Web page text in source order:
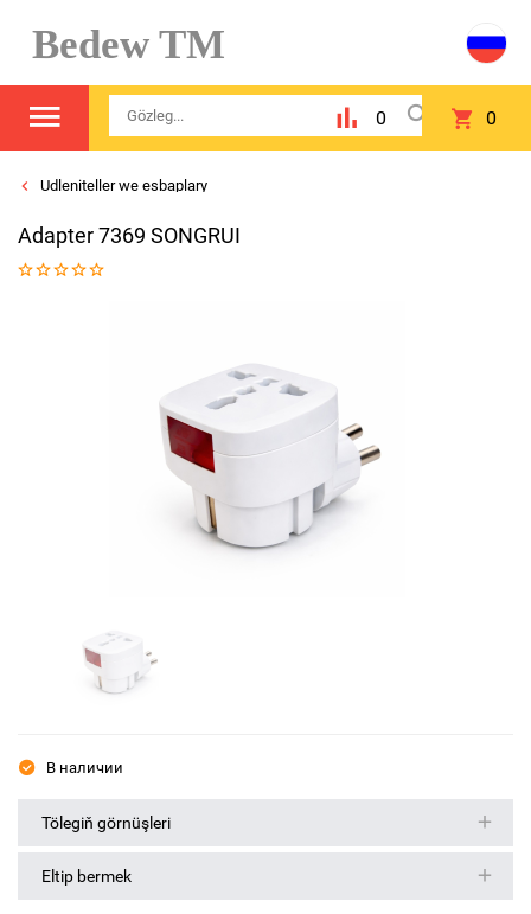
Bedew TM
0 0
Udleniteller we esbaplary
Adapter 7369 SONGRUI
В наличии
Tölegiň görnüşleri
Eltip bermek